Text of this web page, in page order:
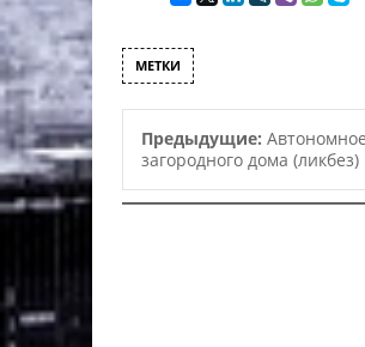
МЕТКИ
Предыдущие:
загородного дома (ликбез)